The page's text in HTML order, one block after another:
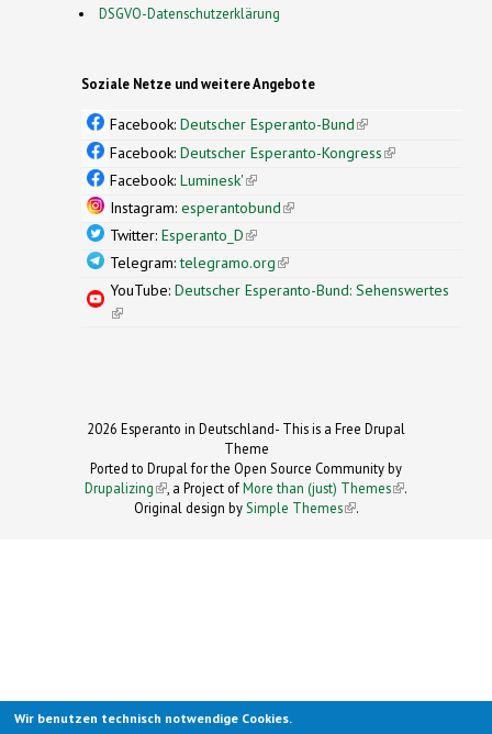
DSGVO-Datenschutzerklärung
Soziale Netze und weitere Angebote
Facebook: Deutscher Esperanto-Bund(link is
external)
Facebook: Deutscher Esperanto-Kongress(link is
Facebook: Luminesk'(link is external)
Instagram: esperantobund(link is external)
Twitter: Esperanto_D(link is external)
Telegram:telegramo.org(link is external)
YouTube: Deutscher Esperanto-Bund: Sehenswertes
(link is external)
2026 Esperanto in Deutschland- This is a Free Drupal
Theme
Ported to Drupal for the Open Source Community by
Drupalizing(link is external)
, a Project ofMore than (just) Themes (link is
.
Original design by Simple Themes
(link is
.
Wir benutzen technisch notwendige Cookies.